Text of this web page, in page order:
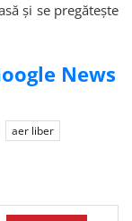
și se pregătește
News
aer liber